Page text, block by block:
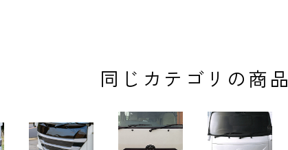
同じカテゴリの商品